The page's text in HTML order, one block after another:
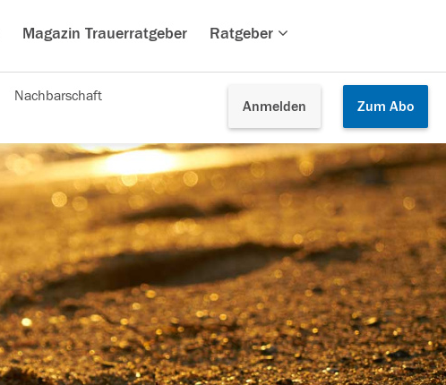
Magazin Trauerratgeber Ratgeber
Anmelden Zum Abo
Nachbarschaft